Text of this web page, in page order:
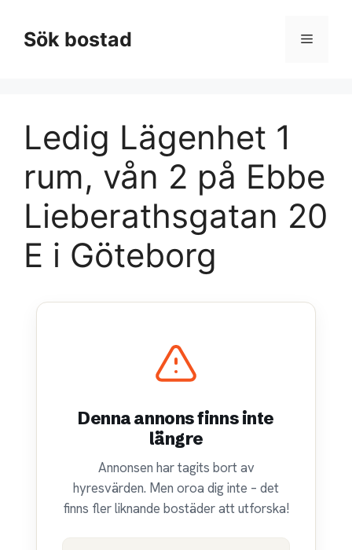
innehållSök bostad Meny
Ledig Lägenhet 1
rum, vån 2 på Ebbe
Lieberathsgatan 20
E i Göteborg
Denna annons finns inte
längre
Annonsen har tagits bort av
hyresvärden. Men oroa dig inte – det
finns fler liknande bostäder att utforska!